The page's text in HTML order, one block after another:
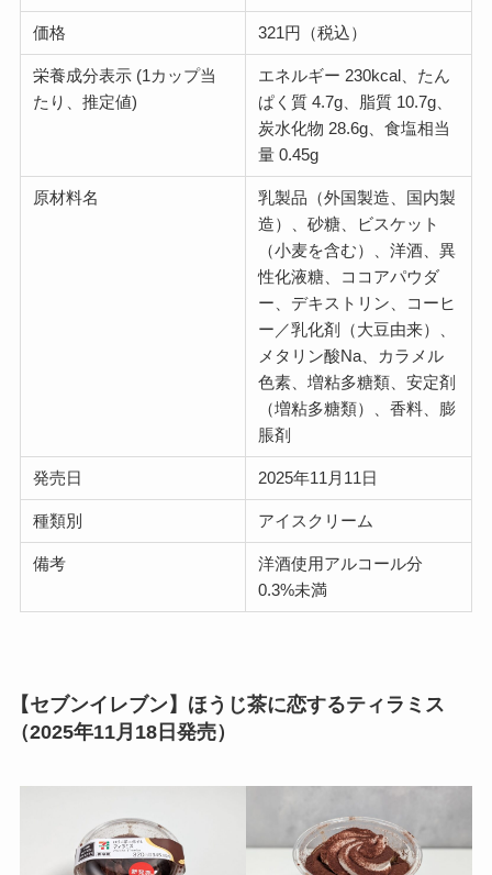
価格 321円（税込）
栄養成分表示 (1カップ当
たり、推定値)
エネルギー 230kcal、たん
ぱく質 4.7g、脂質 10.7g、
炭水化物 28.6g、食塩相当
量 0.45g
原材料名
乳製品（外国製造、国内製
造）、砂糖、ビスケット
（小麦を含む）、洋酒、異
性化液糖、ココアパウダ
ー、デキストリン、コーヒ
ー／乳化剤（大豆由来）、
メタリン酸Na、カラメル
色素、増粘多糖類、安定剤
（増粘多糖類）、香料、膨
脹剤
発売日 2025年11月11日
種類別 アイスクリーム
備考
洋酒使用アルコール分
0.3%未満
【セブンイレブン】ほうじ茶に恋するティラミス
（2025年11月18日発売）